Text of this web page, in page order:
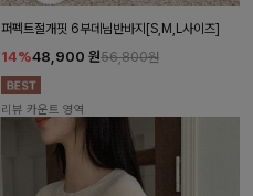
퍼펙트절개핏 6부데님반바지[S,M,L사이즈]
14%48,900 원56,800원
리뷰 카운트 영역